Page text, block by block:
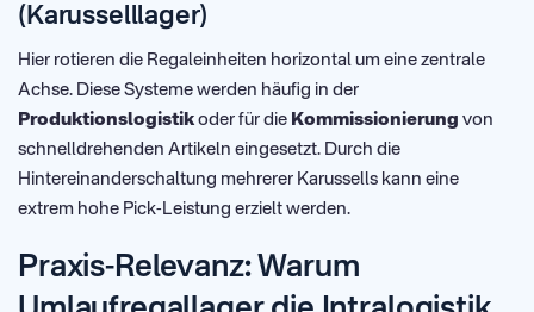
(Karusselllager)
Hier rotieren die Regaleinheiten horizontal um eine zentrale
Achse. Diese Systeme werden häufig in der
Produktionslogistik oder für die Kommissionierung von
schnelldrehenden Artikeln eingesetzt. Durch die
Hintereinanderschaltung mehrerer Karussells kann eine
extrem hohe Pick-Leistung erzielt werden.
Praxis-Relevanz: Warum